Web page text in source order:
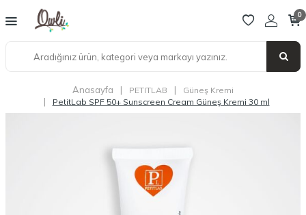
0
Anasayfa | PETITLAB | Güneş Kremi
| PetitLab SPF 50+ Sunscreen Cream Güneş Kremi 30 ml